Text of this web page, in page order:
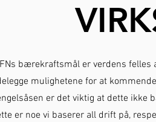
FNs bærekraftsmål er verdens felles
mulighetene for at
er det viktig at dette ikke
er noe vi baserer all drift på,